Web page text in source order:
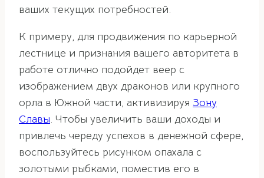
ваших текущих потребностей.
К примеру, для продвижения по карьерной
лестнице и признания вашего авторитета в
работе отлично подойдет веер с
изображением двух драконов или крупного
орла в Южной части, активизируя Зону
Славы. Чтобы увеличить ваши доходы и
привлечь череду успехов в денежной сфере,
воспользуйтесь рисунком опахала с
золотыми рыбками, поместив его в